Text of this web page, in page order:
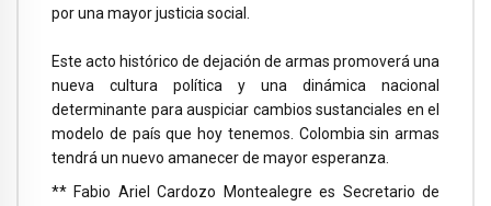
por una mayor justicia social.
Este acto histórico de dejación de armas promoverá una
nueva cultura política y una dinámica nacional
determinante para auspiciar cambios sustanciales en el
modelo de país que hoy tenemos. Colombia sin armas
tendrá un nuevo amanecer de mayor esperanza.
** Fabio Ariel Cardozo Montealegre es Secretario de